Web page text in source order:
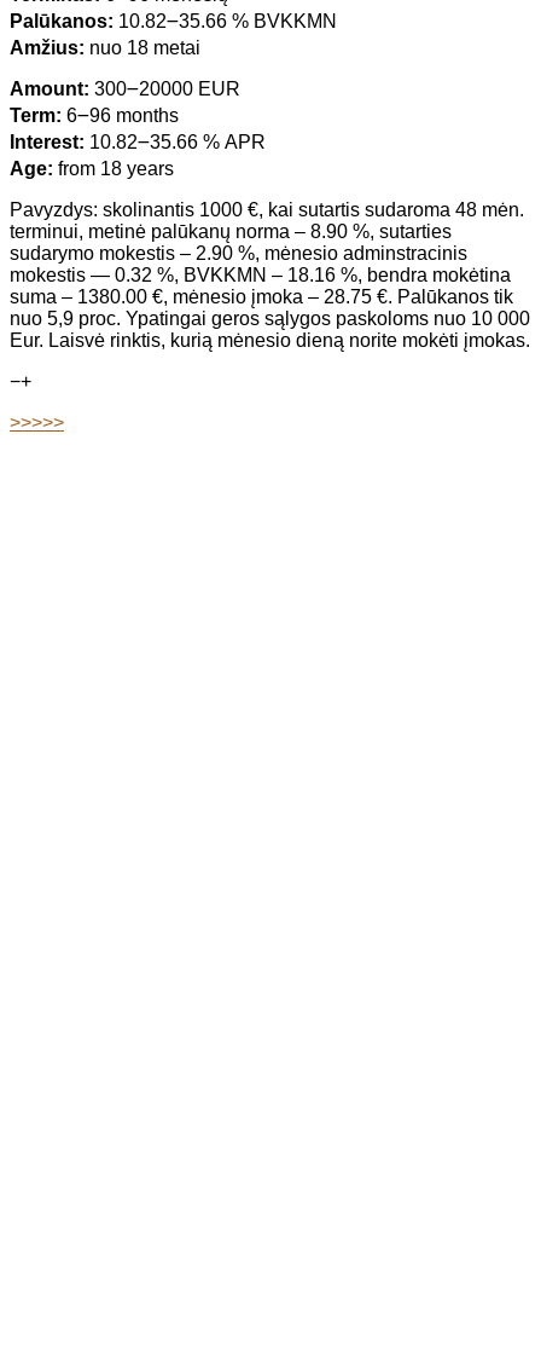
Palūkanos: 10.82౼35.66 % BVKKMN
Amžius: nuo 18 metai
Amount: 300౼20000 EUR
Term: 6౼96 months
Interest: 10.82౼35.66 % APR
Age: from 18 years
Pavyzdys: skolinantis 1000 €, kai sutartis sudaroma 48 mėn.
terminui, metinė palūkanų norma – 8.90 %, sutarties
sudarymo mokestis – 2.90 %, mėnesio adminstracinis
mokestis — 0.32 %, BVKKMN – 18.16 %, bendra mokėtina
suma – 1380.00 €, mėnesio įmoka – 28.75 €. Palūkanos tik
nuo 5,9 proc. Ypatingai geros sąlygos paskoloms nuo 10 000
Eur. Laisvė rinktis, kurią mėnesio dieną norite mokėti įmokas.
−+
>>>>>